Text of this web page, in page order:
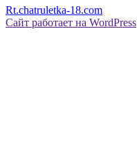
Rt.chatruletka-18.com
Сайт работает на WordPress